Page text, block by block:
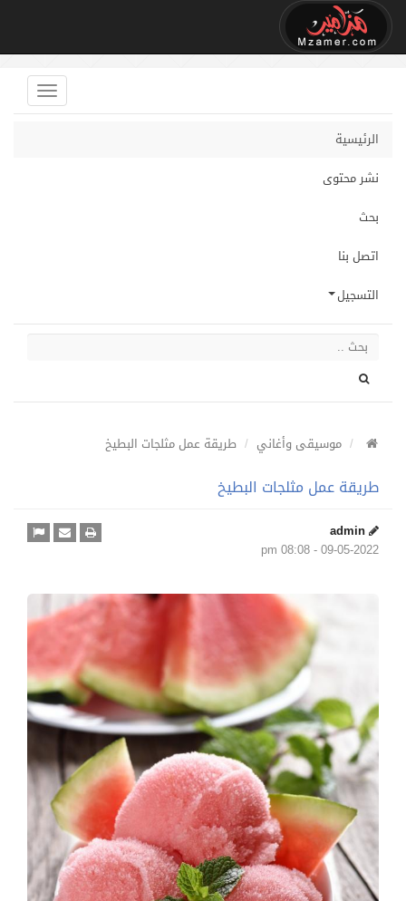
الرئيسية
نشر محتوى
بحث
اتصل بنا
التسجيل
موسيقى وأغاني طريقة عمل مثلجات البطيخ
طريقة عمل مثلجات البطيخ
admin
09-05-2022 - 08:08 pm